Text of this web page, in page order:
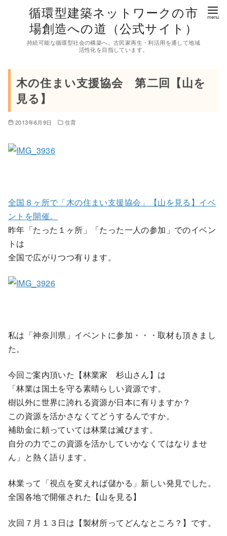
循環型建築ネットワークの市
場創造への道（公式サイト）
持続可能な循環型社会の構築へ。古民家再生・利活用を通して地域
活性化を目指しています。
木の住まい支援協会 第二回【山を
見る】
2013年6月9日 住育
全国８ヶ所で「木の住まい支援協会」【山を見る】イベ
ントを開催。
昨年「たった１ヶ所」「たった一人の参加」でのイベン
トは
全国で広がりつつ有ります。
私は「神奈川県」イベントに参加・・・取材も頂きまし
た。
今回ご案内頂いた【林業家 杉山さん】は
「林業は国土を守る素晴らしい資源です。
樹以外に世界に誇れる資源が日本に有りますか？
この資源を活かさなくてどうするんですか。
補助金に頼っていては林業は滅びます。
自分の力でこの資源を活かしていかなくてはなりませ
ん」と熱く語ります。
林業って「視点を変えれば儲かる」新しい発見でした。
全国各地で開催された【山を見る】
次回７月１３日は【製材所ってどんなところ？】です。